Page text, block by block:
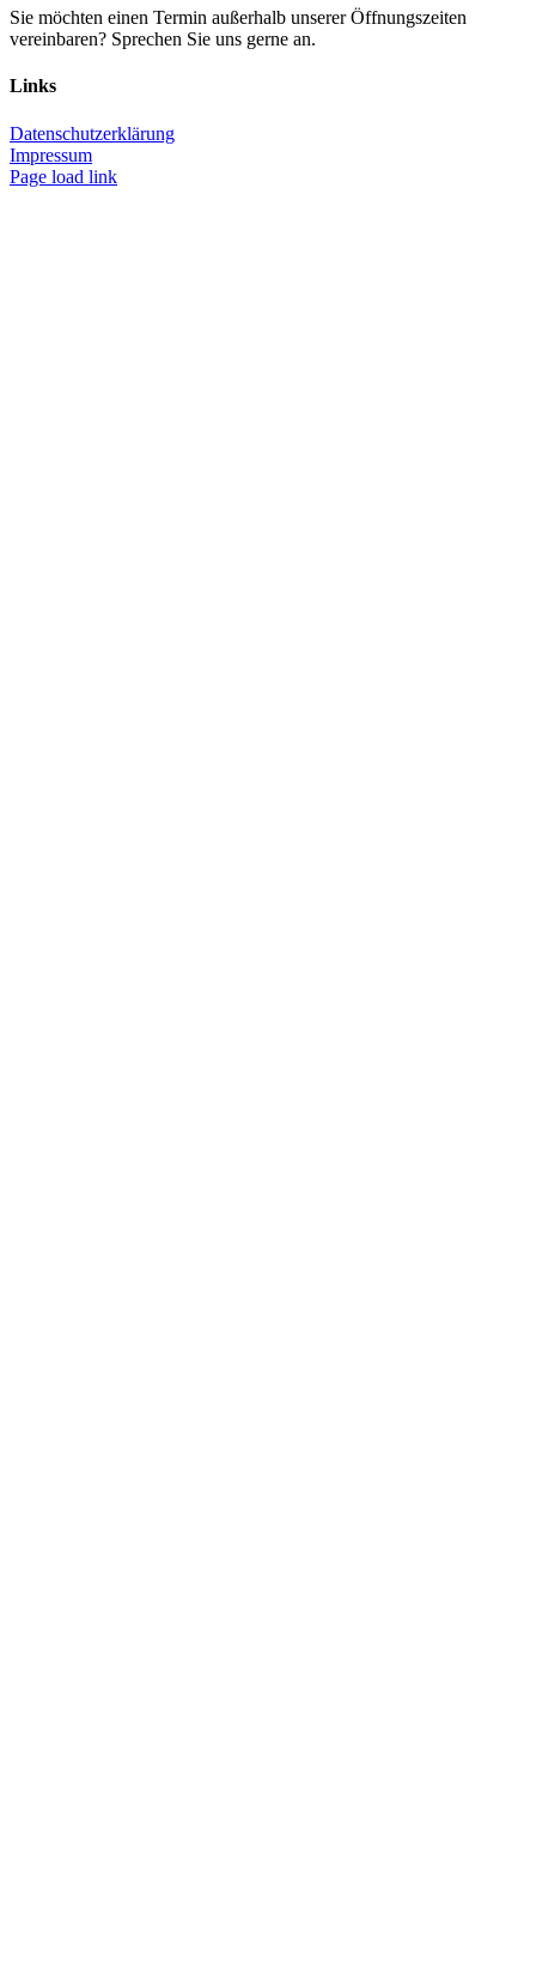
Sie möchten einen Termin außerhalb unserer Öffnungszeiten
vereinbaren? Sprechen Sie uns gerne an.
Links
Datenschutzerklärung
Impressum
Page load link